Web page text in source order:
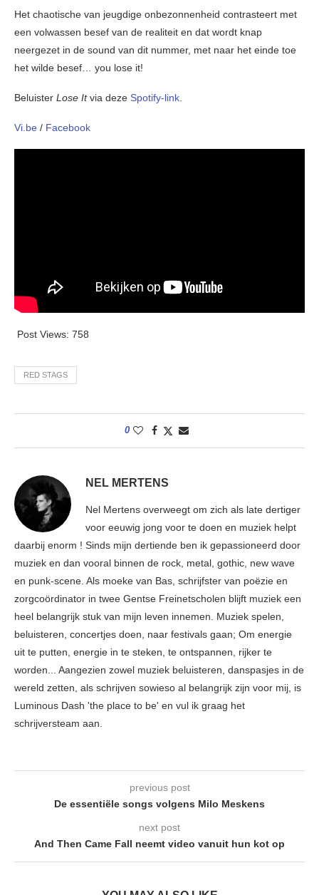
Het chaotische van jeugdige onbezonnenheid contrasteert met
een volwassen besef van de realiteit en dat wordt knap
neergezet in de sound van dit nummer, met naar het einde toe
het wilde besef… you lose it!
Beluister Lose Itvia deze Spotify-link
Vi.be / Facebook
Post Views: 758
RED STAGS
0
NEL MERTENS
Nel Mertens overweegt om zich als late dertiger
voor eeuwig jong voor te doen en muziek helpt
daarbij enorm ! Sinds mijn dertiende ben ik gepassioneerd door
muziek en dan vooral binnen de rock, metal, gothic, new wave
en punk-scene. Als moeke van Bas, schrijfster van poëzie en
zorgcoördinator in twee Gentse Freinetscholen blijft muziek een
heel belangrijk stuk van mijn leven innemen. Muziek spelen,
beluisteren, concertjes doen, naar festivals gaan; Om energie
uit te putten, energie in te steken, te ontspannen, rijker te
worden... Aangezien zowel muziek beluisteren, danspasjes in de
wereld zetten, als schrijven sowieso al belangrijk zijn voor mij, is
Luminous Dash 'the place to be' en vul ik graag het
schrijversteam aan.
previous post
De essentiële songs volgens Milo Meskens
next post
And Then Came Fall neemt video vanuit hun kot op